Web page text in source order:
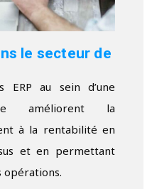
le secteur de
ERP au sein d’une
améliorent la
à la rentabilité en
et en permettant
opérations.